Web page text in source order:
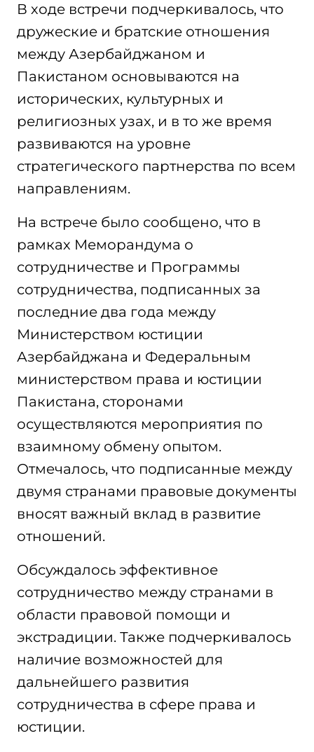
В ходе встречи подчеркивалось, что
дружеские и братские отношения
между Азербайджаном и
Пакистаном основываются на
исторических, культурных и
религиозных узах, и в то же время
развиваются на уровне
стратегического партнерства по всем
направлениям.
На встрече было сообщено, что в
рамках Меморандума о
сотрудничестве и Программы
сотрудничества, подписанных за
последние два года между
Министерством юстиции
Азербайджана и Федеральным
министерством права и юстиции
Пакистана, сторонами
осуществляются мероприятия по
взаимному обмену опытом.
Отмечалось, что подписанные между
двумя странами правовые документы
вносят важный вклад в развитие
отношений.
Обсуждалось эффективное
сотрудничество между странами в
области правовой помощи и
экстрадиции. Также подчеркивалось
наличие возможностей для
дальнейшего развития
сотрудничества в сфере права и
юстиции.